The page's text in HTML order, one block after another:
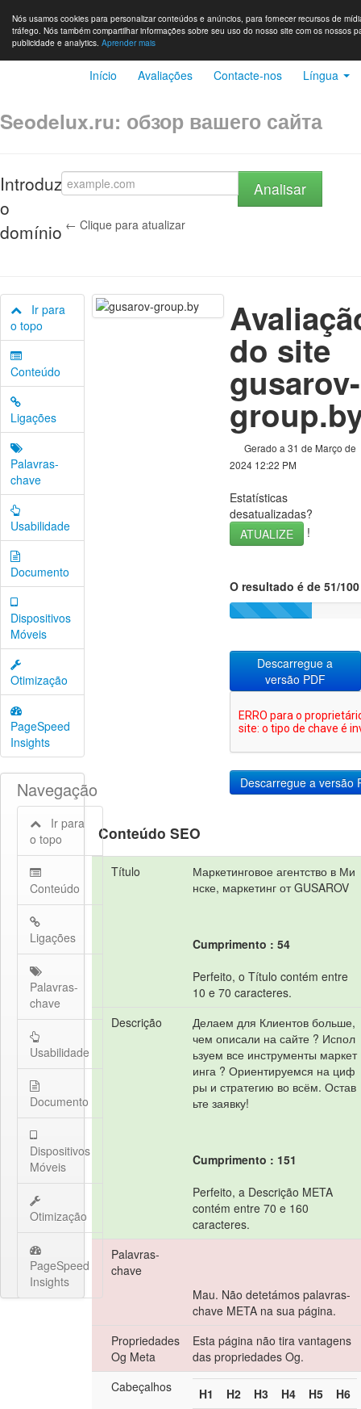
Nós usamos cookies para personalizar conteúdos e anúncios, para fornecer recursos de
tráfego. Nós também compartilhar informações sobre seu uso do nosso site com os nossos
publicidade e analytics. Aprender mais
Início Avaliações Contacte-nos Língua
Seodelux.ru: обзор вашего сайта
Introduza
o
domínio
Analisar
← Clique para atualizar
Ir para
o topo
Conteúdo
Ligações
Palavras-
chave
Usabilidade
Documento
Dispositivos
Móveis
Otimização
PageSpeed
Insights
Navegação
Ir para
o topo
Conteúdo
Ligações
Palavras-
chave
Usabilidade
Documento
Dispositivos
Móveis
Otimização
PageSpeed
Insights
do site
gusarov-
Gerado a 31 de Março de
2024 12:22 PM
Estatísticas
desatualizadas?
ATUALIZE
!
O resultado é de 51/100
Descarregue a
versão PDF
Conteúdo SEO
Título
Маркетинговое агентство в Ми
нске, маркетинг от GUSAROV
Cumprimento : 54
Perfeito, o Título contém entre
10 e 70 caracteres.
Descrição
Делаем для Клиентов больше,
чем описали на сайте ? Испол
ьзуем все инструменты маркет
инга ? Ориентируемся на циф
ры и стратегию во всём. Остав
ьте заявку!
Cumprimento : 151
Perfeito, a Descrição META
contém entre 70 e 160
caracteres.
Palavras-
chave
Mau. Não detetámos palavras-
chave META na sua página.
Propriedades
Og Meta
Esta página não tira vantagens
das propriedades Og.
Cabeçalhos
H1 H2 H3 H4 H5
H6